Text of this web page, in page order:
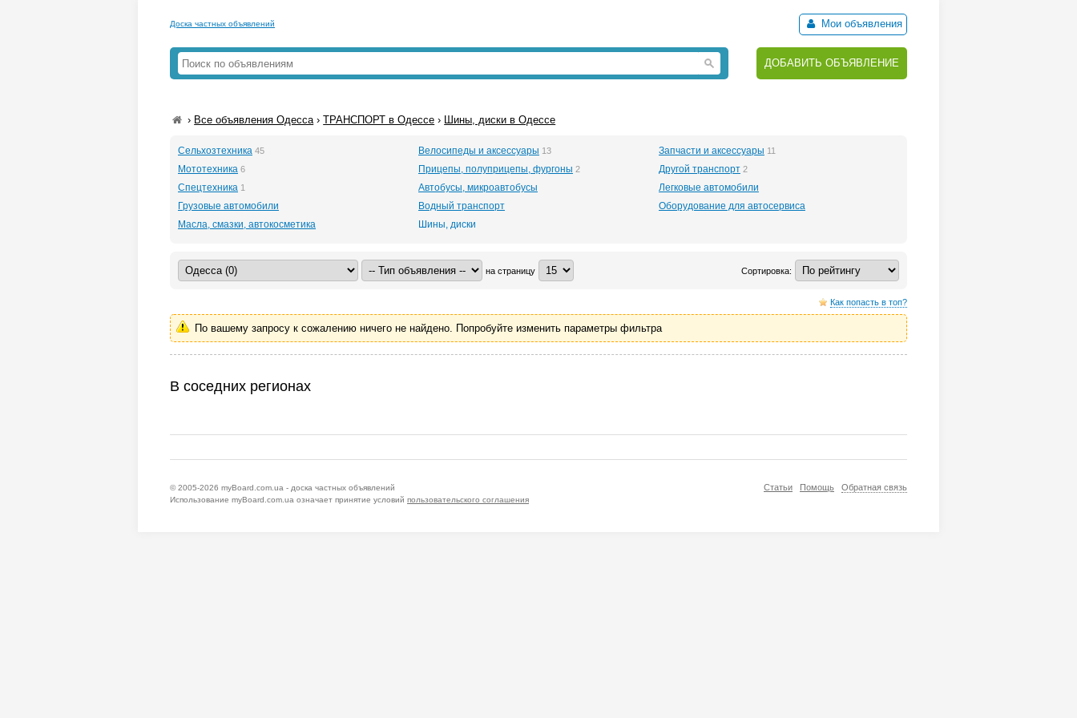
Доска частных объявлений Мои объявления
ДОБАВИТЬ ОБЪЯВЛЕНИЕ
› Все объявления Одесса›ТРАНСПОРТ в Одессе › Шины, диски в Одессе
Сельхозтехника 45 Велосипеды и аксессуары 13 Запчасти и аксессуары 11
Мототехника 6 Прицепы, полуприцепы, фургоны 2 Другой транспорт 2
Спецтехника 1 Автобусы, микроавтобусы
Легковые автомобили
Грузовые автомобили
Водный транспорт
Оборудование для автосервиса
Масла, смазки, автокосметика
Шины, диски
на страницу Сортировка:
Как попасть в топ?
По вашему запросу к сожалению ничего не найдено. Попробуйте изменить параметры фильтра
В соседних регионах
Статьи Помощь Обратная связь
© 2005-2026 myBoard.com.ua - доска частных объявлений
Использование myBoard.com.ua означает принятие условий пользовательского соглашения